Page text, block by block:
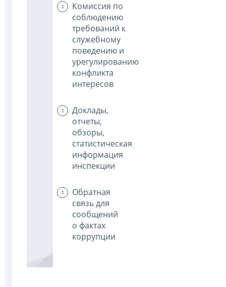
Комиссия по
соблюдению
требований к
служебному
поведению и
урегулированию
конфликта
интересов
Доклады,
отчеты,
обзоры,
статистическая
информация
инспекции
Обратная
связь для
сообщений
о фактах
коррупции